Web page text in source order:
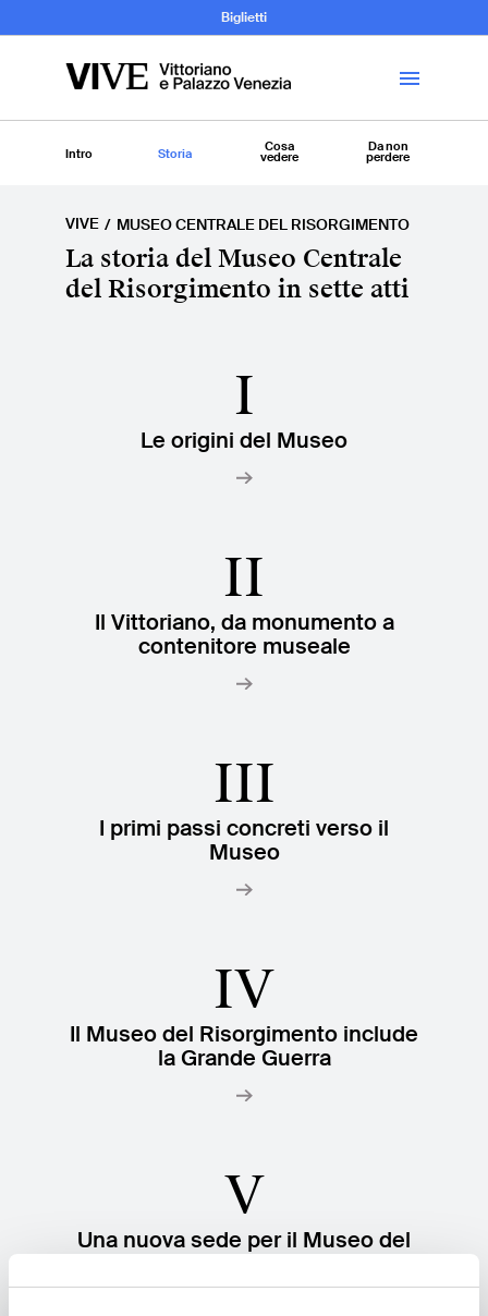
Visita
Biglietti
Cantiere aperto
Mostre ed eventi
Collegio Romano
Al centro di Roma
del VIVE
Biglietti
Intro Storia Cosa
vedere
Da non
perdere
VIVE MUSEO CENTRALE DEL RISORGIMENTO
La storia del Museo Centrale
del Risorgimento in sette atti
I
Le origini del Museo
II
Il Vittoriano, da monumento a
contenitore museale
III
I primi passi concreti verso il
Museo
IV
Il Museo del Risorgimento include
la Grande Guerra
V
Una nuova sede per il Museo del